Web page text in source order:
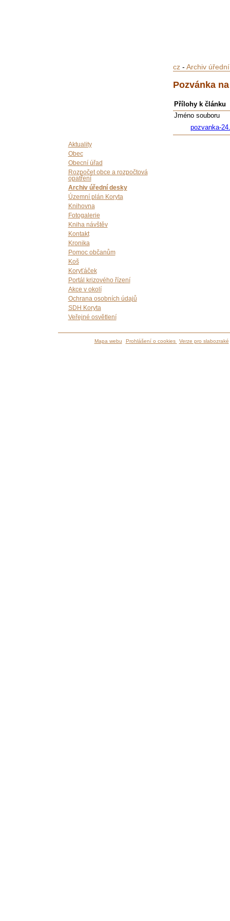
Aktuality
Obec
Obecní úřad
Rozpočet obce a rozpočtová
opatření
Archiv úřední desky
Územní plán Koryta
Knihovna
Fotogalerie
Kniha návštěv
Kontakt
Kronika
Pomoc občanům
Koš
Koryťáček
Portál krizového řízení
Akce v okolí
Ochrana osobních údajů
SDH Koryta
Veřejné osvětlení
cz- Archiv
Pozvánka
Přílohy k článku
Jméno souboru
pozvanka-
Mapa webu Prohlášení o cookies Verze pro slabozraké